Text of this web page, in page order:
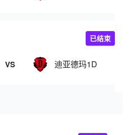
VS 迪亚德玛1D
已结束